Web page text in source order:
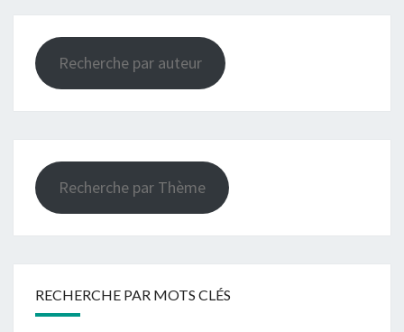
Recherche par auteur
Recherche par Thème
RECHERCHE PAR MOTS CLÉS